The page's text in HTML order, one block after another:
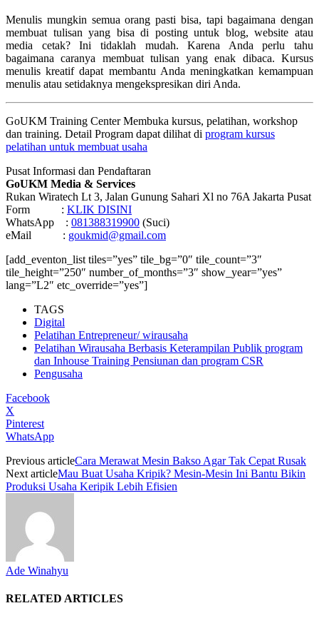
Menulis mungkin semua orang pasti bisa, tapi bagaimana dengan
membuat tulisan yang bisa di posting untuk blog, website atau
media cetak? Ini tidaklah mudah. Karena Anda perlu tahu
bagaimana caranya membuat tulisan yang enak dibaca. Kursus
menulis kreatif dapat membantu Anda meningkatkan kemampuan
menulis atau setidaknya mengekspresikan diri Anda.
GoUKM Training Center Membuka kursus, pelatihan, workshop
dan training. Detail Program dapat dilihat di program kursus
pelatihan untuk membuat usaha
Pusat Informasi dan Pendaftaran
GoUKM Media & Services
Rukan Wiratech Lt 3, Jalan Gunung Sahari Xl no 76A Jakarta Pusat
Form : KLIK DISINI
WhatsApp : 081388319900 (Suci)
eMail : goukmid@gmail.com
[add_eventon_list tiles=”yes” tile_bg=”0″ tile_count=”3″
tile_height=”250″ number_of_months=”3″ show_year=”yes”
lang=”L2″ etc_override=”yes”]
TAGS
Digital
Pelatihan Entrepreneur/ wirausaha
Pelatihan Wirausaha Berbasis Keterampilan Publik program
dan Inhouse Training Pensiunan dan program CSR
Pengusaha
Facebook
X
Pinterest
WhatsApp
Previous articleCara Merawat Mesin Bakso Agar Tak Cepat Rusak
Next articleMau Buat Usaha Kripik? Mesin-Mesin Ini Bantu Bikin
Produksi Usaha Keripik Lebih Efisien
Ade Winahyu
RELATED ARTICLES